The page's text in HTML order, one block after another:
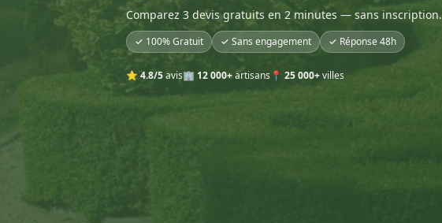
Comparez 3 devis gratuits en 2 minutes — sans inscription.
✓ 100% Gratuit ✓ Sans engagement ✓ Réponse 48h
⭐ 4.8/5avis🏢 12 000+artisans 📍 25 000+villes